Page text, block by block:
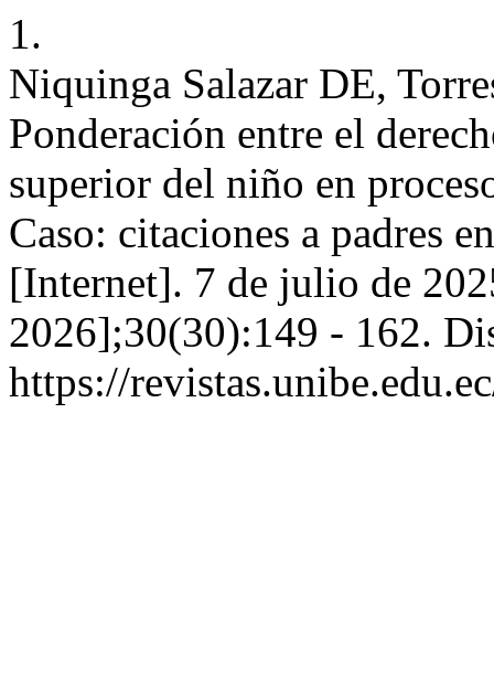
1.
Niquinga Salazar DE,
Ponderación entre el
superior del niño en
Caso: citaciones a padres
[Internet]. 7 de julio de
2026];30(30):149 - 162.
https://